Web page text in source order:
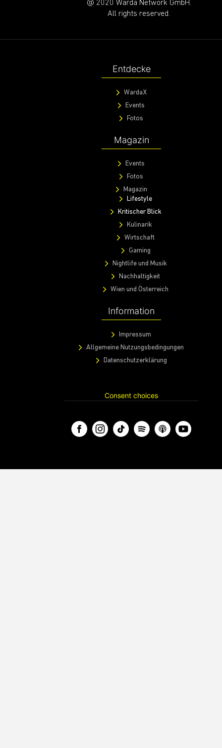
@ 2020 Warda Network GmbH.
All rights reserved.
Entdecke
WardaX
Events
Fotos
Magazin
Events
Fotos
Magazin
Lifestyle
Kritischer Blick
Kulinarik
Wirtschaft
Gaming
Nightlife und Musik
Nachhaltigkeit
Wien und Österreich
Information
Impressum
Allgemeine Nutzungsbedingungen
Datenschutzerklärung
Consent choices